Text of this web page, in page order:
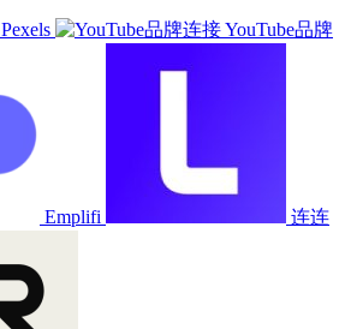
Pexels YouTube品牌
Emplifi 连连